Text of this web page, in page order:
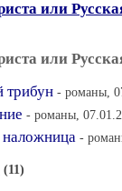
или
или
трибун - романы,
- романы,
наложница -
(11)